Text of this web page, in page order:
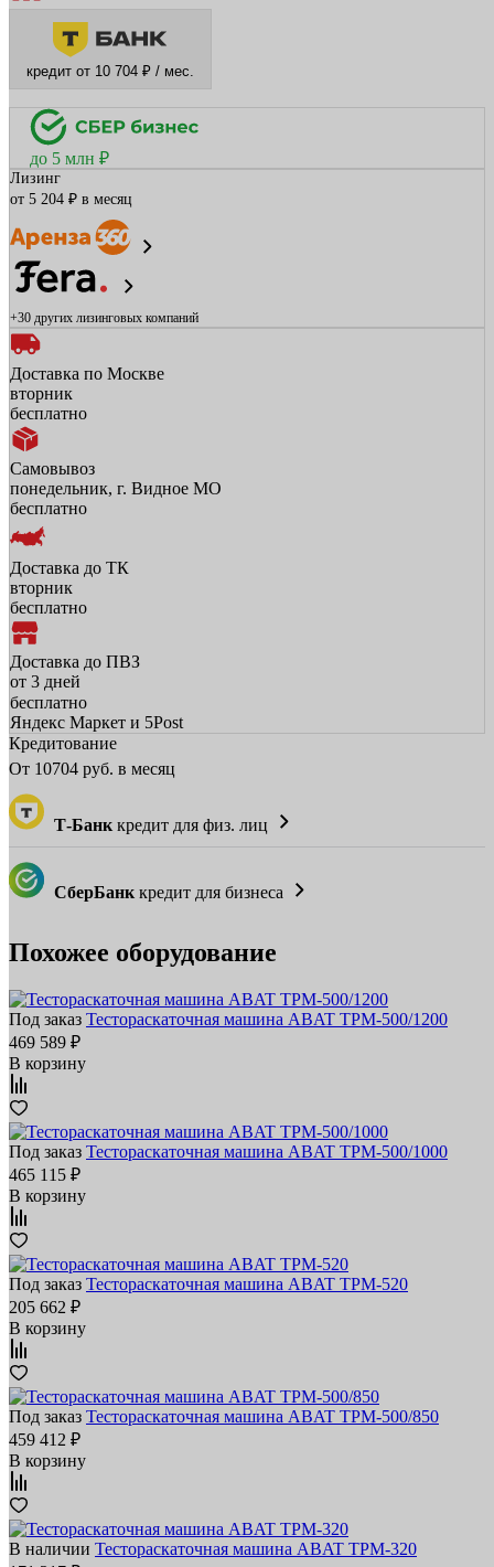
кредит от 10 704 ₽ / мес.
до 5 млн ₽
Лизинг
от 5 204 ₽ в месяц
+30 других лизинговых компаний
Доставка по Москве
вторник
бесплатно
Самовывоз
понедельник, г. Видное МО
бесплатно
Доставка до ТК
вторник
бесплатно
Доставка до ПВЗ
от 3 дней
бесплатно
Яндекс Маркет и 5Post
Кредитование
От 10704 руб. в месяц
Т-Банк кредит для физ. лиц
СберБанк кредит для бизнеса
Похожее оборудование
Под заказ Тестораскаточная машина ABAT ТРМ‑500/1200
469 589 ₽
В корзину
Под заказ Тестораскаточная машина ABAT ТРМ‑500/1000
465 115 ₽
В корзину
Под заказ Тестораскаточная машина ABAT ТРМ‑520
205 662 ₽
В корзину
Под заказ Тестораскаточная машина ABAT ТРМ‑500/850
459 412 ₽
В корзину
В наличии Тестораскаточная машина ABAT ТРМ‑320